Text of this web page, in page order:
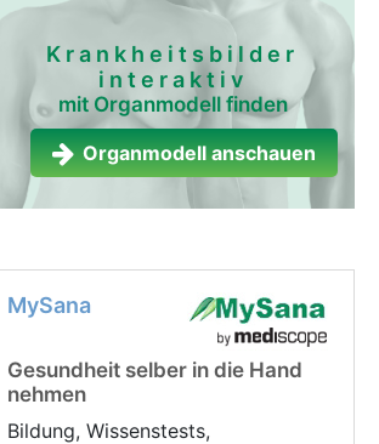
Krankheitsbilder
interaktiv
mit Organmodell finden
Organmodell anschauen
MySana
Gesundheit selber in die Hand
nehmen
Bildung, Wissenstests,